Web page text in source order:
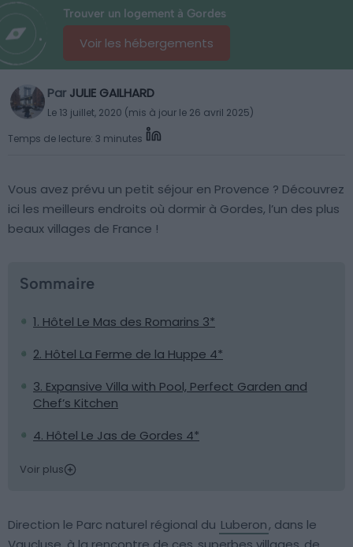
Trouver un logement à Gordes
Voir les hébergements
Par JULIE GAILHARD
Le 13 juillet, 2020 (mis à jour le 26 avril 2025)
Temps de lecture: 3 minutes
Vous avez prévu un petit séjour en Provence ? Découvrez
ici les meilleurs endroits où dormir à Gordes, l’un des plus
beaux villages de France !
Sommaire
1. Hôtel Le Mas des Romarins 3*
2. Hôtel La Ferme de la Huppe 4*
3. Expansive Villa with Pool, Perfect Garden and
Chef’s Kitchen
4. Hôtel Le Jas de Gordes 4*
Voir plus
Direction le Parc naturel régional du Luberon, dans le